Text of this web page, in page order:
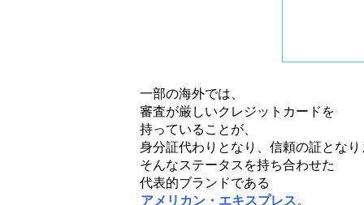
一部の海外では、
審査が厳しいクレジットカードを
持っていることが、
身分証代わりとなり、信頼の証となり
そんなステータスを持ち合わせた
代表的ブランドである
アメリカン・エキスプレス。